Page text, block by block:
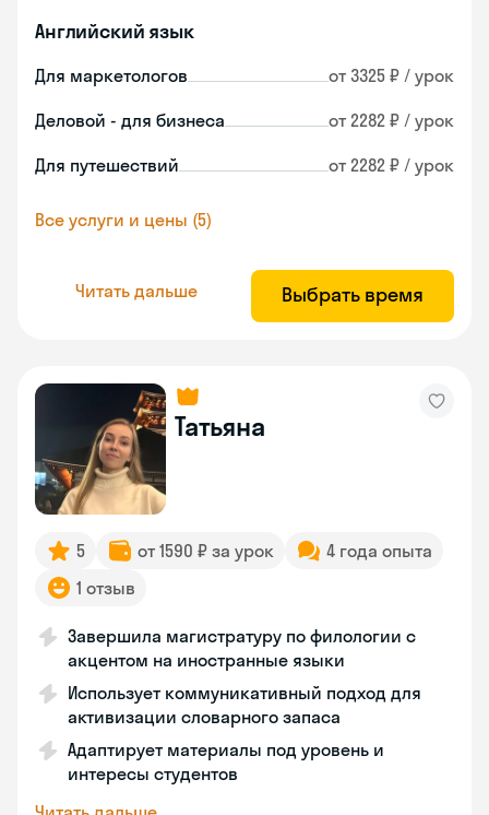
Английский язык
Для маркетологов от 3325 ₽ / урок
Деловой - для бизнеса от 2282 ₽ / урок
Для путешествий от 2282 ₽ / урок
Все услуги и цены (5)
Читать дальше Выбрать время
Татьяна
5 от 1590 ₽ за урок
4 года опыта
1 отзыв
Завершила магистратуру по филологии с
акцентом на иностранные языки
Использует коммуникативный подход для
активизации словарного запаса
Адаптирует материалы под уровень и
интересы студентов